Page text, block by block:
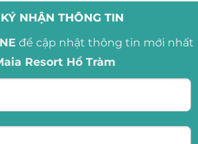
NHẬN THÔNG TIN
để cập nhật thông tin mới nhất
Resort Hồ Tràm